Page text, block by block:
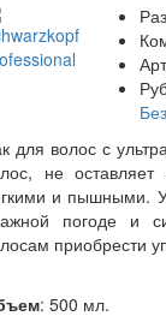
для волос с
не
и пышными.
погоде и
приобрести
: 500 мл.